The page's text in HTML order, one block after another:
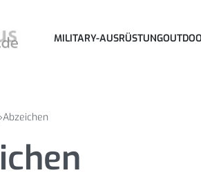
MILITARY-AUSRÜSTUNG
›Abzeichen